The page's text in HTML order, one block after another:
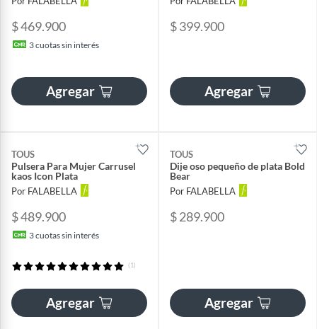
$ 469.900
3cuotas sin interés
Agregar
$ 399.900
Agregar
TOUS
Pulsera Para Mujer Carrusel
kaos Icon Plata
Por FALABELLA
$ 489.900
3cuotas sin interés
(1)
Agregar
TOUS
Dije oso pequeño de plata Bold
Bear
Por FALABELLA
$ 289.900
Agregar